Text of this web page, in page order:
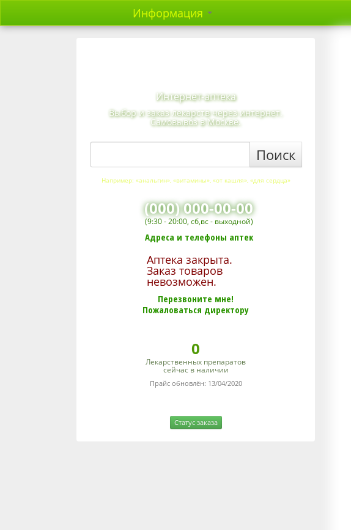
Информация
Интернет-аптека
Выбор и заказ лекарств через интернет.
Самовывоз в Москве.
Поиск
Например: «анальгин», «витамины», «от кашля», «для сердца»
(000) 000-00-00
(9:30 - 20:00, сб,вс - выходной)
Адреса и телефоны аптек
Аптека закрыта.
Заказ товаров
невозможен.
Перезвоните мне!
Пожаловаться директору
0
Лекарственных препаратов
сейчас в наличии
Прайс обновлён: 13/04/2020
Статус заказа